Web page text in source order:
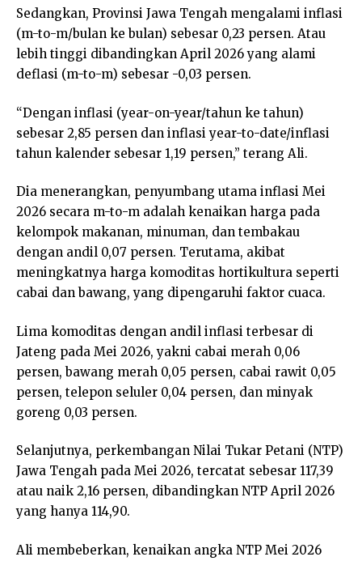
Sedangkan, Provinsi Jawa Tengah mengalami inflasi
(m-to-m/bulan ke bulan) sebesar 0,23 persen. Atau
lebih tinggi dibandingkan April 2026 yang alami
deflasi (m-to-m) sebesar -0,03 persen.
“Dengan inflasi (year-on-year/tahun ke tahun)
sebesar 2,85 persen dan inflasi year-to-date/inflasi
tahun kalender sebesar 1,19 persen,” terang Ali.
Dia menerangkan, penyumbang utama inflasi Mei
2026 secara m-to-m adalah kenaikan harga pada
kelompok makanan, minuman, dan tembakau
dengan andil 0,07 persen. Terutama, akibat
meningkatnya harga komoditas hortikultura seperti
cabai dan bawang, yang dipengaruhi faktor cuaca.
Lima komoditas dengan andil inflasi terbesar di
Jateng pada Mei 2026, yakni cabai merah 0,06
persen, bawang merah 0,05 persen, cabai rawit 0,05
persen, telepon seluler 0,04 persen, dan minyak
goreng 0,03 persen.
Selanjutnya, perkembangan Nilai Tukar Petani (NTP)
Jawa Tengah pada Mei 2026, tercatat sebesar 117,39
atau naik 2,16 persen, dibandingkan NTP April 2026
yang hanya 114,90.
Ali membeberkan, kenaikan angka NTP Mei 2026